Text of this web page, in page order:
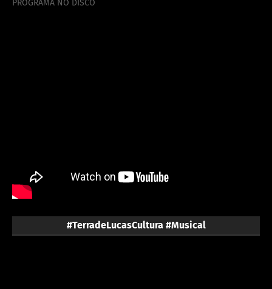
PROGRAMA NO DISCO
#TerradeLucasCultura #Musical